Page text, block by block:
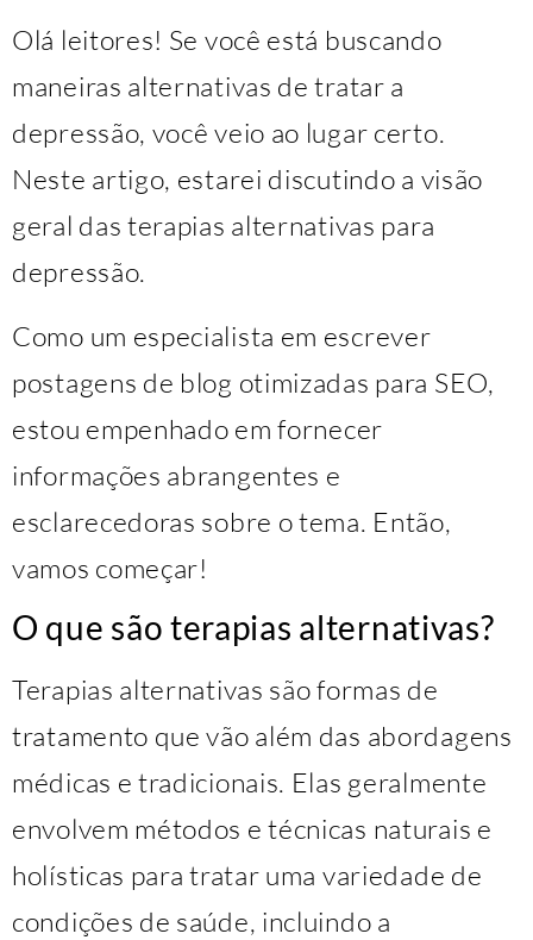
Olá leitores! Se você está buscando
maneiras alternativas de tratar a
depressão, você veio ao lugar certo.
Neste artigo, estarei discutindo a visão
geral das terapias alternativas para
depressão.
Como um especialista em escrever
postagens de blog otimizadas para SEO,
estou empenhado em fornecer
informações abrangentes e
esclarecedoras sobre o tema. Então,
vamos começar!
O que são terapias alternativas?
Terapias alternativas são formas de
tratamento que vão além das abordagens
médicas e tradicionais. Elas geralmente
envolvem métodos e técnicas naturais e
holísticas para tratar uma variedade de
condições de saúde, incluindo a